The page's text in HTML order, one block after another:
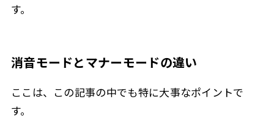
す。
消音モードとマナーモードの違い
ここは、この記事の中でも特に大事なポイントで
す。